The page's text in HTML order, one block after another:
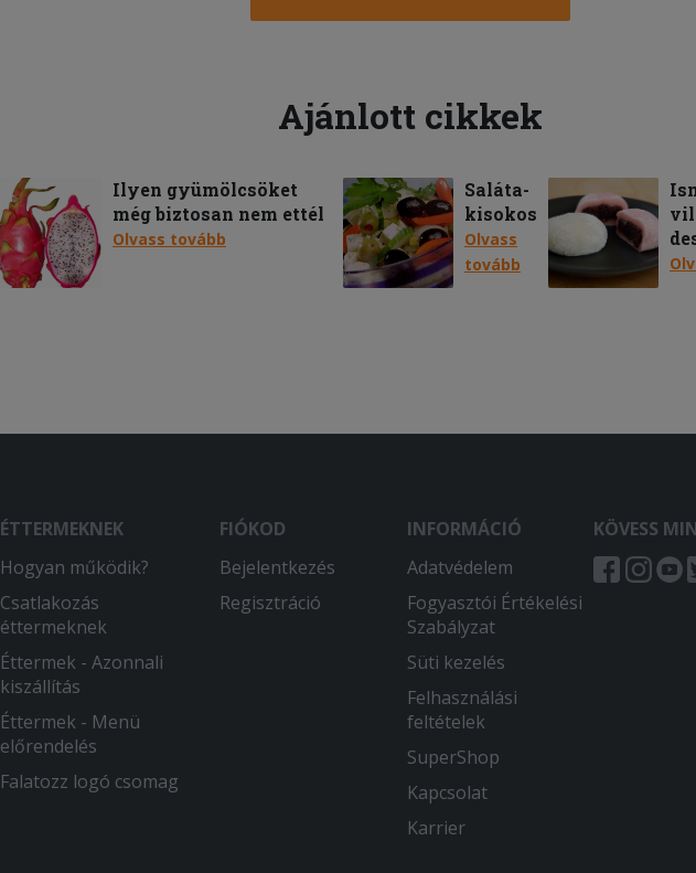
Ajánlott cikkek
Ilyen gyümölcsöket
még biztosan nem ettél
Olvass tovább
Saláta-
kisokos
Olvass
tovább
ÉTTERMEKNEK
Hogyan működik?
Csatlakozás
éttermeknek
Éttermek - Azonnali
kiszállítás
Éttermek - Menü
előrendelés
Falatozz logó csomag
FIÓKOD
Bejelentkezés
Regisztráció
INFORMÁCIÓ
Adatvédelem
Fogyasztói Értékelési
Szabályzat
Süti kezelés
Felhasználási
feltételek
SuperShop
Kapcsolat
Karrier
KÖVESS